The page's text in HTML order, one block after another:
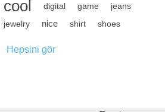
cool digital game
jeans
jewelry
nice shirt shoes
Hepsini gör